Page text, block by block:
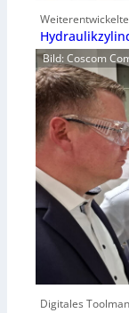
Bild: Coscom
Digitales